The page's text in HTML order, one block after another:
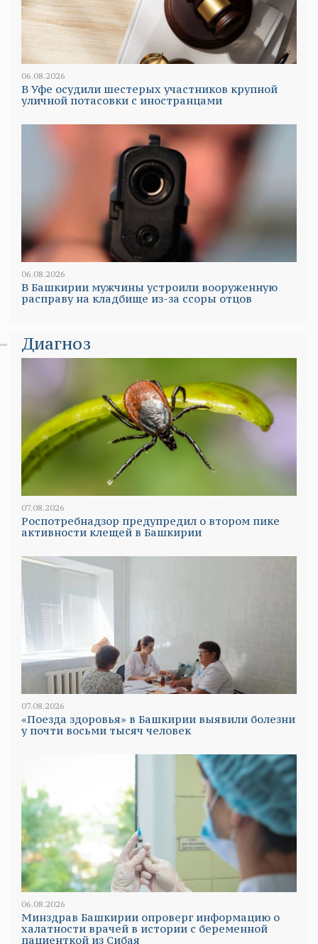
06.08.2026
В Уфе осудили шестерых участников крупной
уличной потасовки с иностранцами
06.08.2026
В Башкирии мужчины устроили вооруженную
расправу на кладбище из-за ссоры отцов
Диагноз
07.08.2026
Роспотребнадзор предупредил о втором пике
активности клещей в Башкирии
07.08.2026
«Поезда здоровья» в Башкирии выявили болезни
у почти восьми тысяч человек
06.08.2026
Минздрав Башкирии опроверг информацию о
халатности врачей в истории с беременной
пациенткой из Сибая